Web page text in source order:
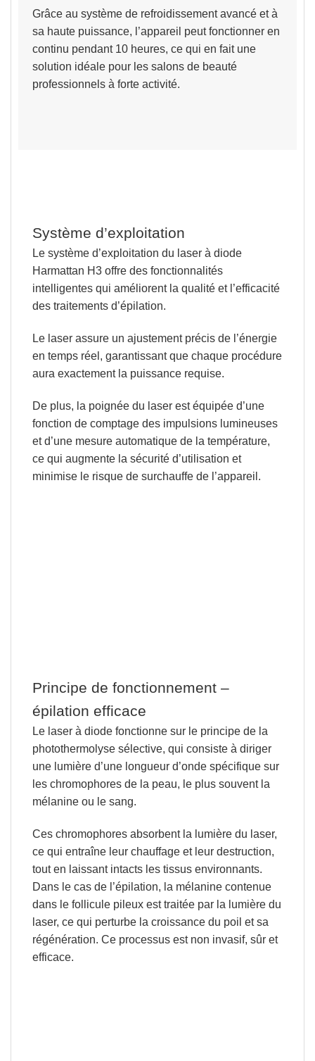
Grâce au système de refroidissementavancé et à
sa haute puissance, l’appareil peut fonctionner en
continu pendant 10 heures, ce qui en fait une
solution idéale pour les salons de beauté
professionnels à forte activité.
Système d’exploitation
Le système d’exploitation du laser à diode
Harmattan H3 offre des fonctionnalités
intelligentes qui améliorent la qualité et l’efficacité
des traitements d’épilation.
Le laser assure un ajustement précis de l’énergie
en temps réel, garantissant que chaque procédure
aura exactement la puissance requise.
De plus, la poignée du laser est équipée d’une
fonction de comptage des impulsions lumineuses
et d’une mesure automatique de la température,
ce qui augmente la sécurité d’utilisation et
minimise le risque de surchauffe de l’appareil.
Principe de fonctionnement –
épilation efficace
Le laser à diode fonctionne sur le principe de la
photothermolyse sélective, qui consiste à diriger
une lumière d’une longueur d’onde spécifique sur
les chromophores de la peau, le plus souvent la
mélanine ou le sang.
Ces chromophores absorbent la lumière du laser,
ce qui entraîne leur chauffage et leur destruction,
tout en laissant intacts les tissus environnants.
Dans le cas de l’épilation, la mélanine contenue
dans le follicule pileux est traitée par la lumière du
laser, ce qui perturbe la croissance du poil et sa
régénération. Ce processus est non invasif, sûr et
efficace.